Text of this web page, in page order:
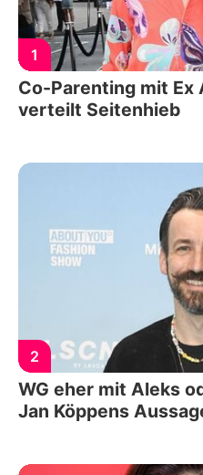
1
Co-Parenting mit Ex
verteilt Seitenhieb
2
WG eher mit Aleks
Jan Köppens